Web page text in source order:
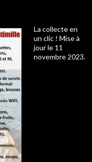
La collecte en
un clic ! Mise à
jour le 11
novembre 2023.